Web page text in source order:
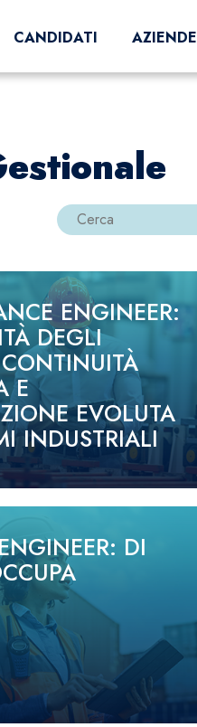
CANDIDATI AZIENDE
ENGINEER:
DEGLI
E
EVOLUTA
INDUSTRIALI
DI